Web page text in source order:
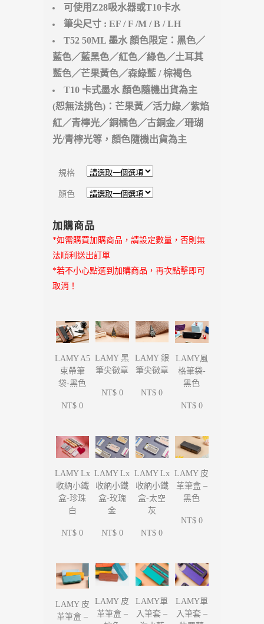
可使用Z28吸水器或T10卡水
筆尖尺寸 : EF / F /M / B / LH
T52 50ML 墨水 顏色限定：黑色／
藍色／藍黑色／紅色／綠色／土耳其
藍色／芒果黃色／森綠藍 / 棕褐色
T10 卡式墨水 顏色隨機出貨為主
(恕無法挑色)：芒果黃／活力綠／紫焰
紅／青檸光／銅橘色／古銅金／珊瑚
光/青檸光等， 顏色隨機出貨為主
規格
顏色
加購商品
*如需購買加購商品，請設定數量，否則無
法順利送出訂單
*若不小心點選到加購商品，再次點擊即可
取消！
LAMY A5
束帶筆
袋-黑色
NT$ 0
LAMY 黑
筆尖徽章
NT$ 0
LAMY 銀
筆尖徽章
NT$ 0
LAMY風
格筆袋-
黑色
NT$ 0
LAMY Lx
收納小鐵
盒-珍珠
白
NT$ 0
LAMY Lx
收納小鐵
盒-玫瑰
金
NT$ 0
LAMY Lx
收納小鐵
盒-太空
灰
NT$ 0
LAMY 皮
革筆盒 –
黑色
NT$ 0
LAMY 皮
革筆盒 –
LAMY 皮
革筆盒 –
LAMY單
入筆套 –
LAMY單
入筆套 –